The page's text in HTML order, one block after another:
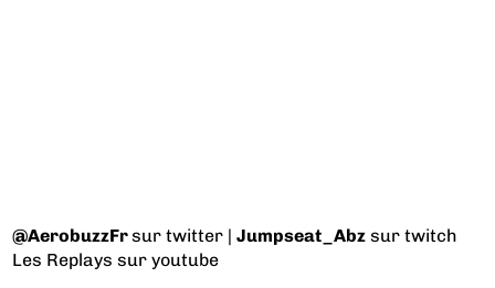
@AerobuzzFrsur twitter |Jumpseat_Abz sur twitch
Les Replays sur youtube